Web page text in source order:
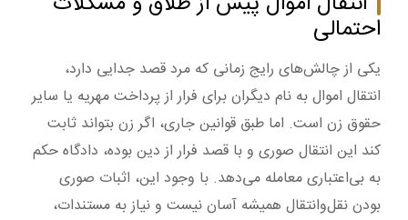
احتمالی
یکی از چالش‌های رایج زمانی که مرد قصد جدایی دارد،
انتقال اموال به نام دیگران برای فرار از پرداخت مهریه یا سایر
حقوق زن است. اما طبق قوانین جاری، اگر زن بتواند ثابت
کند این انتقال صوری و با قصد فرار از دین بوده، دادگاه حکم
به بی‌اعتباری معامله می‌دهد. با وجود این، اثبات صوری
بودن نقل‌وانتقال همیشه آسان نیست و نیاز به مستندات،